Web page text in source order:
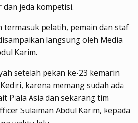
jeda kompetisi.
termasuk pelatih, pemain dan staf
langsung oleh Media
Karim.
setelah pekan ke-23 kemarin
karena memang sudah ada
Piala Asia dan sekarang tim
Sulaiman Abdul Karim, kepada